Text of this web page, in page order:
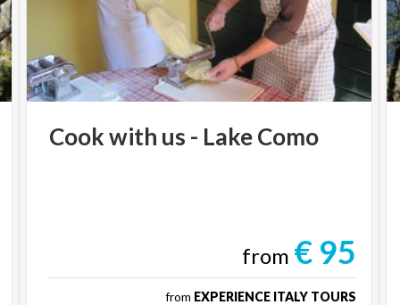
Cookwith us - LakeComo
from € 95
from EXPERIENCE ITALY TOURS